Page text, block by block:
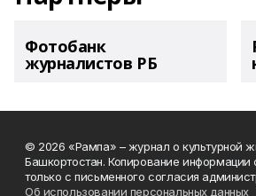
Фотобанк
журналистов РБ
© 2026 «Рампа» – журнал о культурной
Башкортостан. Копирование информации
только с письменного согласия
Об использовании персональных данных